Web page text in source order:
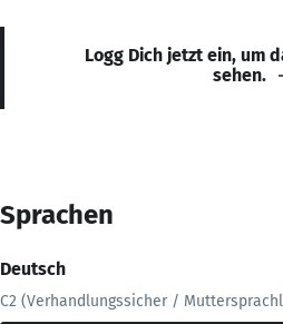
Logg Dich jetzt ein, um
sehen.
Sprachen
Deutsch
C2 (Verhandlungssicher /